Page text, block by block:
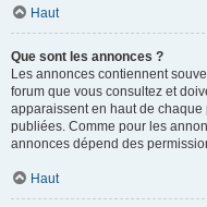
Haut
Que sont les annonces ?
Les annonces contiennent
forum que vous consultez et
apparaissent en haut de
publiées. Comme pour les
annonces dépend des
Haut